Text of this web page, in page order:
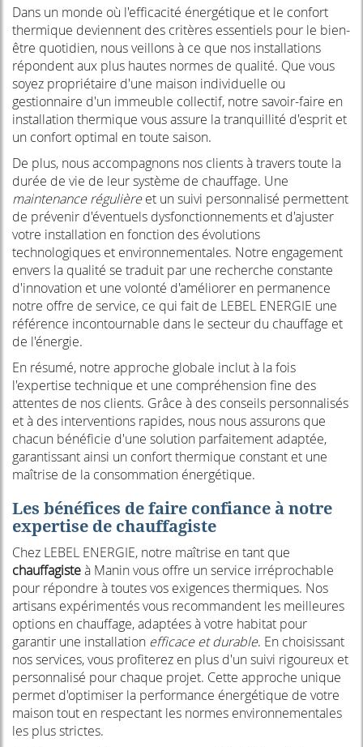
Dans un monde où l'efficacité énergétique et le confort
thermique deviennent des critères essentiels pour le bien-
être quotidien, nous veillons à ce que nos installations
répondent aux plus hautes normes de qualité. Que vous
soyez propriétaire d'une maison individuelle ou
gestionnaire d'un immeuble collectif, notre savoir-faire en
installation thermique vous assure la tranquillité d'esprit et
un confort optimal en toute saison.
De plus, nous accompagnons nos clients à travers toute la
durée de vie de leur système de chauffage. Une
maintenance régulièreet un suivi personnalisé permettent
de prévenir d'éventuels dysfonctionnements et d'ajuster
votre installation en fonction des évolutions
technologiques et environnementales. Notre engagement
envers la qualité se traduit par une recherche constante
d'innovation et une volonté d'améliorer en permanence
notre offre de service, ce qui fait de LEBEL ENERGIE une
référence incontournable dans le secteur du chauffage et
de l'énergie.
En résumé, notre approche globale inclut à la fois
l'expertise technique et une compréhension fine des
attentes de nos clients. Grâce à des conseils personnalisés
et à des interventions rapides, nous nous assurons que
chacun bénéficie d'une solution parfaitement adaptée,
garantissant ainsi un confort thermique constant et une
maîtrise de la consommation énergétique.
Les bénéfices de faire confiance à notre
expertise de chauffagiste
Chez LEBEL ENERGIE, notre maîtrise en tant que
chauffagisteà Manin vous offre un service irréprochable
pour répondre à toutes vos exigences thermiques. Nos
artisans expérimentés vous recommandent les meilleures
options en chauffage, adaptées à votre habitat pour
garantir une installation efficace et durable. En choisissant
nos services, vous profiterez en plus d'un suivi rigoureux et
personnalisé pour chaque projet. Cette approche unique
permet d'optimiser la performance énergétique de votre
maison tout en respectant les normes environnementales
les plus strictes.